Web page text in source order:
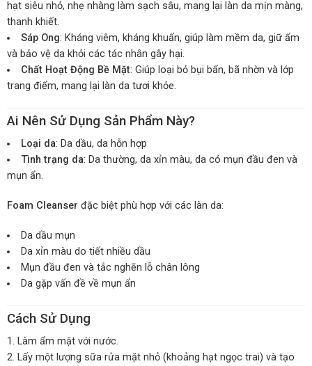
hạt siêu nhỏ, nhẹ nhàng làm sạch sâu, mang lại làn da mịn màng,
thanh khiết.
Sáp Ong: Kháng viêm, kháng khuẩn, giúp làm mềm da, giữ ẩm
và bảo vệ da khỏi các tác nhân gây hại.
Chất Hoạt Động Bề Mặt: Giúp loại bỏ bụi bẩn, bã nhờn và lớp
trang điểm, mang lại làn da tươi khỏe.
Ai Nên Sử Dụng Sản Phẩm Này?
Loại da: Da dầu, da hỗn hợp
Tình trạng da: Da thường, da xỉn màu, da có mụn đầu đen và
mụn ẩn.
Foam Cleanser đặc biệt phù hợp với các làn da:
Da dầu mụn
Da xỉn màu do tiết nhiều dầu
Mụn đầu đen và tắc nghẽn lỗ chân lông
Da gặp vấn đề về mụn ẩn
Cách Sử Dụng
Làm ẩm mặt với nước.
Lấy một lượng sữa rửa mặt nhỏ (khoảng hạt ngọc trai) và tạo